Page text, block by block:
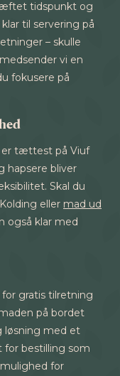
tidspunkt og
til servering på
– skulle
vi en
fokusere på
er tættest på Viuf
hapsere bliver
Skal du
eller mad ud
også klar med
gratis tilretning
på bordet
løsning med et
bestilling som
for